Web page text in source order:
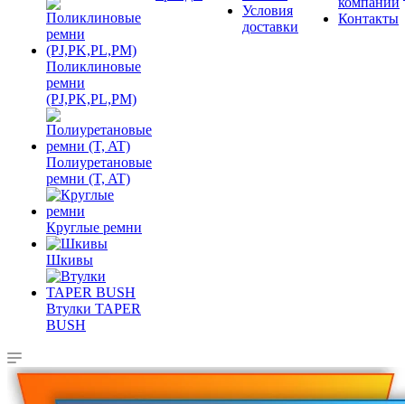
Поликлиновые
ремни
(PJ,PK,PL,PM)
Полиуретановые
ремни (T, AT)
Круглые ремни
Шкивы
Втулки TAPER
BUSH
Условия
доставки
Контакты